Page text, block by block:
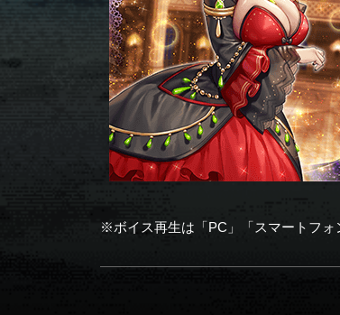
※ボイス再生は「PC」「スマートフォ